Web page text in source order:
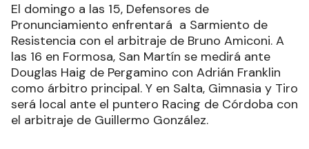
El domingo a las 15, Defensores de
Pronunciamiento enfrentará a Sarmiento de
Resistencia con el arbitraje de Bruno Amiconi. A
las 16 en Formosa, San Martín se medirá ante
Douglas Haig de Pergamino con Adrián Franklin
como árbitro principal. Y en Salta, Gimnasia y Tiro
será local ante el puntero Racing de Córdoba con
el arbitraje de Guillermo González.